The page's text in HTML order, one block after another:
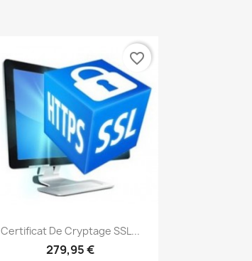
Aperçu rapide
Certificat De Cryptage SSL...
279,95 €
favorite_border